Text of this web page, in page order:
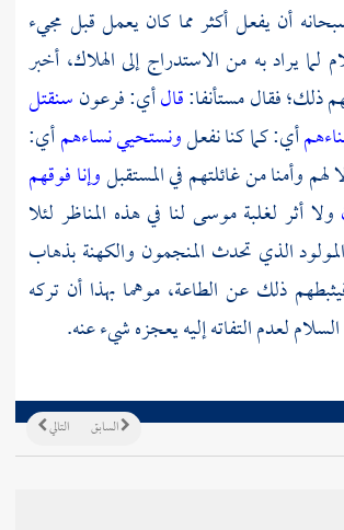
أن يفعل أكثر مما كان يعمل قبل مجيء
لما يراد به من الاستدراج إلى الهلاك، أخبر
ذلك؛ فقال مستأنفا:قالأي: فرعونسنقتل
أي: كما كنا نفعلونستحيي نساءهمأي:
لهم وأمنا من غائلتهم في المستقبلوإنا فوقهم
ولا أثر لغلبةموسى لنا في هذه المناظر لئلا
الذي تحدث المنجمون والكهنة بذهاب
ذلك عن الطاعة، موهما بهذا أن تركه
لعدم التفاته إليه يعجزه شيء عنه.
التالي السابق